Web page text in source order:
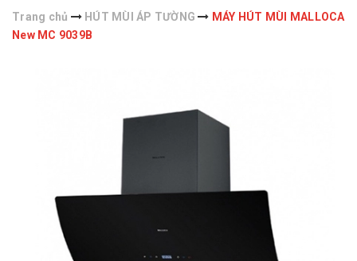
Trang chủ HÚT MÙI ÁP TƯỜNG
MÁY HÚT MÙI MALLOCA
New MC 9039B